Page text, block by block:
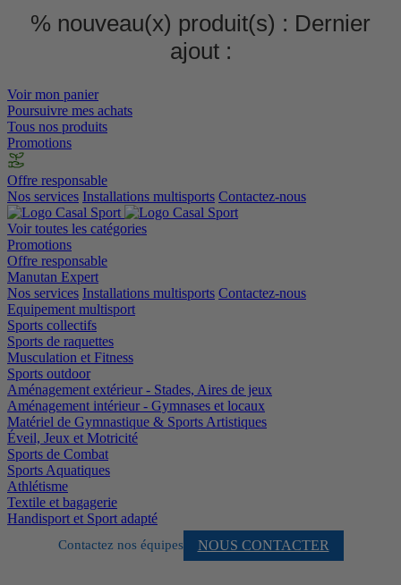
% nouveau(x) produit(s) : Dernier
ajout :
Voir mon panier
Poursuivre mes achats
Tous nos produits
Promotions
Offre responsable
Nos services Installations multisports Contactez-nous
Voir toutes les catégories
Promotions
Offre responsable
Manutan Expert
Nos services Installations multisports Contactez-nous
Equipement multisport
Sports collectifs
Sports de raquettes
Musculation et Fitness
Sports outdoor
Aménagement extérieur - Stades, Aires de jeux
Aménagement intérieur - Gymnases et locaux
Matériel de Gymnastique & Sports Artistiques
Éveil, Jeux et Motricité
Sports de Combat
Sports Aquatiques
Athlétisme
Textile et bagagerie
Handisport et Sport adapté
Contactez nos équipes NOUS CONTACTER